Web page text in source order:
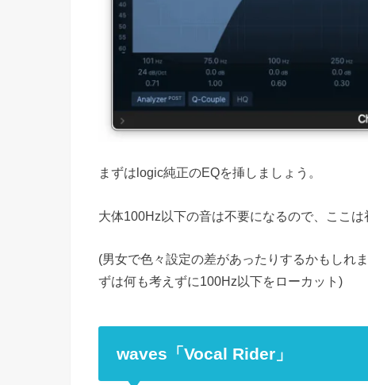
まずはlogic純正のEQを挿しましょう。
大体100Hz以下の音は不要になるので、ここ
(男女で色々設定の差があったりするかもしれ
ずは何も考えずに100Hz以下をローカット)
waves「Vocal Rider」